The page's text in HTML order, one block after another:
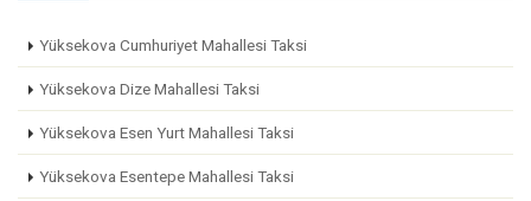
Yüksekova Cumhuriyet Mahallesi Taksi
Yüksekova Dize Mahallesi Taksi
Yüksekova Esen Yurt Mahallesi Taksi
Yüksekova Esentepe Mahallesi Taksi